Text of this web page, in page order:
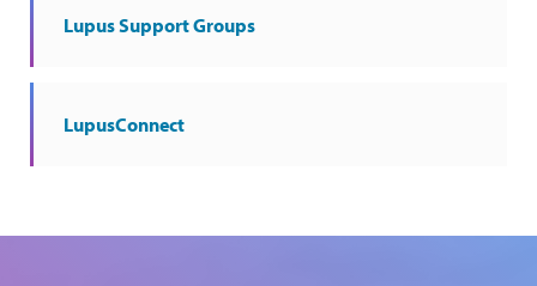
Lupus Support Groups
LupusConnect